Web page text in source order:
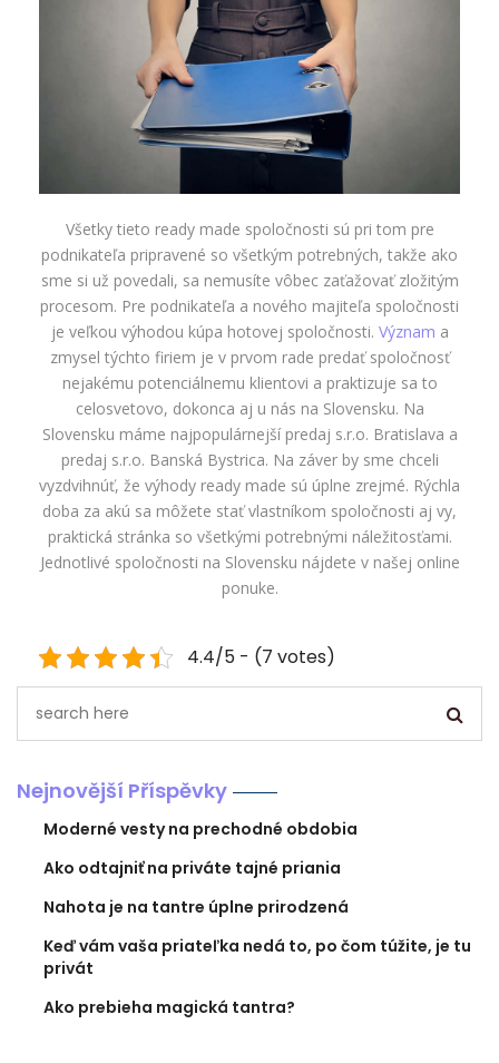
Všetky tieto ready made spoločnosti sú pri tom pre
podnikateľa pripravené so všetkým potrebných, takže ako
sme si už povedali, sa nemusíte vôbec zaťažovať zložitým
procesom. Pre podnikateľa a nového majiteľa spoločnosti
je veľkou výhodou kúpa hotovej spoločnosti. Význam a
zmysel týchto firiem je v prvom rade predať spoločnosť
nejakému potenciálnemu klientovi a praktizuje sa to
celosvetovo, dokonca aj u nás na Slovensku. Na
Slovensku máme najpopulárnejší predaj s.r.o. Bratislava a
predaj s.r.o. Banská Bystrica. Na záver by sme chceli
vyzdvihnúť, že výhody ready made sú úplne zrejmé. Rýchla
doba za akú sa môžete stať vlastníkom spoločnosti aj vy,
praktická stránka so všetkými potrebnými náležitosťami.
Jednotlivé spoločnosti na Slovensku nájdete v našej online
ponuke.
4.4/5 - (7 votes)
Nejnovější Příspěvky
Moderné vesty na prechodné obdobia
Ako odtajniť na priváte tajné priania
Nahota je na tantre úplne prirodzená
Keď vám vaša priateľka nedá to, po čom túžite, je tu
privát
Ako prebieha magická tantra?